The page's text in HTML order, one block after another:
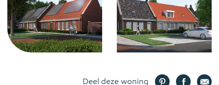
Deel deze woning